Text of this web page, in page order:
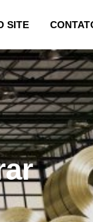
SITE